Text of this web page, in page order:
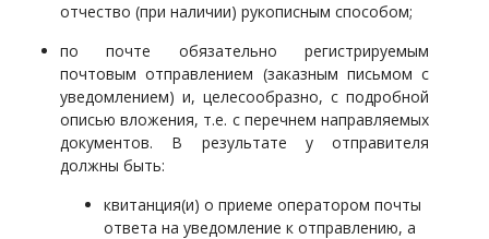
отчество (при наличии) рукописным способом;
по почте обязательно регистрируемым
почтовым отправлением (заказным письмом с
уведомлением) и, целесообразно, с подробной
описью вложения, т.е. с перечнем направляемых
документов. В результате у отправителя
должны быть:
квитанция(и) о приеме оператором почты
ответа на уведомление к отправлению, а